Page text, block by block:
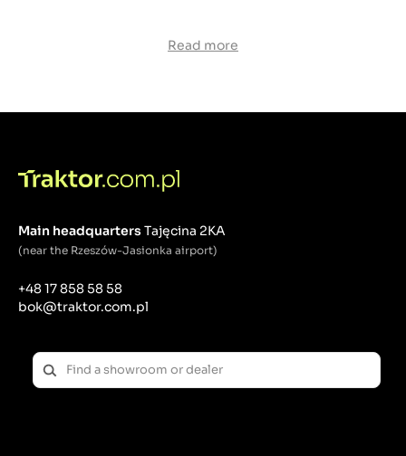
Read more
Main headquartersTajęcina 2KA
(near the Rzeszów-Jasionka airport)
+48 17 858 58 58
bok@traktor.com.pl